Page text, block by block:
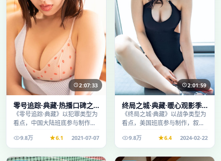
2:07:33
零号追踪·典藏·热播口碑之
作剧情扎实演技在线
《零号追踪·典藏》以犯罪类型为
看点，中国大陆班底参与制作，
时段观看。
9.8万 6.1 2021-07-07
2:01:59
终局之城·典藏·暖心观影季
口碑发酵持续升温
《终局之城·典藏》以战争类型为
看点，美国班底参与制作，叙事
观看。
9.8万 6.4 2024-02-22